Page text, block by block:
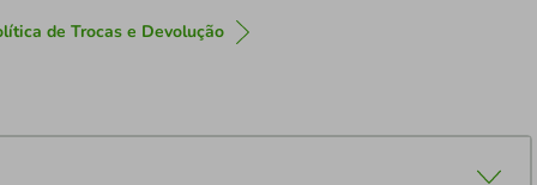
de Trocas e Devolução